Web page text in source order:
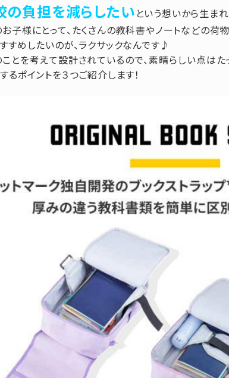
の負担を減らしたい という想いから生ま
子様にとって、たくさんの教科書やノートなどの荷
すめしたいのが、ラクサックなんです♪
とを考えて設計されているので、素晴らしい点は
るポイントを３つご紹介します！